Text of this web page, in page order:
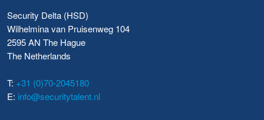
Security Delta (HSD)
Wilhelmina van Pruisenweg 104
2595 AN The Hague
The Netherlands
T: +31 (0)70-2045180
E: info@securitytalent.nl